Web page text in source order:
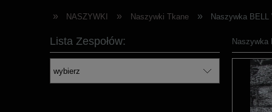
PROMOCJA
» NASZYWKI » Naszywki Tkane » Naszywka BELL
Lista Zespołów: Naszywka